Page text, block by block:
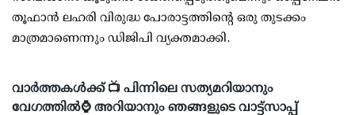
തൂഫാന്‍ ലഹരി വിരുദ്ധ പോരാട്ടത്തിന്റെ ഒരു തുടക്കം
മാത്രമാണെന്നും ഡിജിപി വ്യക്തമാക്കി.
വാർത്തകൾക്ക് 📺 പിന്നിലെ സത്യമറിയാനും
വേഗത്തിൽ⌚ അറിയാനും ഞങ്ങളുടെ വാട്ട്സാപ്പ്